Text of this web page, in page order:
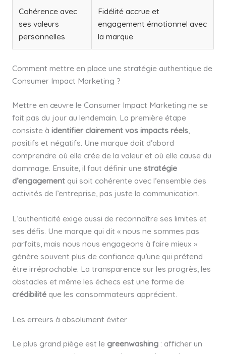
Cohérence avec
ses valeurs
personnelles
Fidélité accrue et
engagement émotionnel avec
la marque
Comment mettre en place une stratégie authentique de
Consumer Impact Marketing ?
Mettre en œuvre le Consumer Impact Marketing ne se
fait pas du jour au lendemain. La première étape
consiste à identifier clairement vos impacts réels,
positifs et négatifs. Une marque doit d’abord
comprendre où elle crée de la valeur et où elle cause du
dommage. Ensuite, il faut définir une stratégie
d’engagementqui soit cohérente avec l’ensemble des
activités de l’entreprise, pas juste la communication.
L’authenticité exige aussi de reconnaître ses limites et
ses défis. Une marque qui dit « nous ne sommes pas
parfaits, mais nous nous engageons à faire mieux »
génère souvent plus de confiance qu’une qui prétend
être irréprochable. La transparence sur les progrès, les
obstacles et même les échecs est une forme de
crédibilitéque les consommateurs apprécient.
Les erreurs à absolument éviter
Le plus grand piège est le greenwashing: afficher un